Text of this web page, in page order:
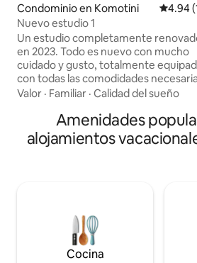
Condominio en Komotini
4.94
Nuevo estudio 1
Un estudio completamente
en 2023. Todo es nuevo con mucho
cuidado y gusto, totalmente
con todas las comodidades
para una estancia cómoda. Este
líneas minimalistas que ofrecen un
ambiente tranquilo. Con balcón
es una opción ideal para parejas o
plaza de la ciudad. Los visitantes
estacionar en la calle o en la zona de
aparcamiento cercana.
Valor · Familiar · Calidad del sueño
Amenidades
alojamientos
Cocina